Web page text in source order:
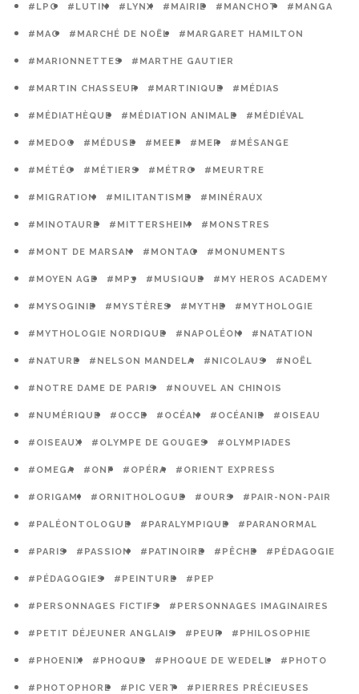
#LPO #LUTIN #LYNX #MAIRIE #MANCHOT #MANGA
#MAO #MARCHÉ DE NOËL #MARGARET HAMILTON
#MARIONNETTES #MARTHE GAUTIER
#MARTIN CHASSEUR #MARTINIQUE #MÉDIAS
#MÉDIATHÈQUE #MÉDIATION ANIMALE #MÉDIÉVAL
#MEDOC #MÉDUSE #MEEF #MER #MÉSANGE
#MÉTÉO #MÉTIERS #MÉTRO #MEURTRE
#MIGRATION #MILITANTISME #MINÉRAUX
#MINOTAURE #MITTERSHEIM #MONSTRES
#MONT DE MARSAN #MONTAG #MONUMENTS
#MOYEN AGE #MP3 #MUSIQUE #MY HEROS ACADEMY
#MYSOGINIE #MYSTÈRES #MYTHE #MYTHOLOGIE
#MYTHOLOGIE NORDIQUE #NAPOLÉON #NATATION
#NATURE #NELSON MANDELA #NICOLAUS #NOËL
#NOTRE DAME DE PARIS #NOUVEL AN CHINOIS
#NUMÉRIQUE #OCCE #OCÉAN #OCÉANIE #OISEAU
#OISEAUX #OLYMPE DE GOUGES #OLYMPIADES
#OMEGA #ONF #OPÉRA #ORIENT EXPRESS
#ORIGAMI #ORNITHOLOGUE #OURS #PAIR-NON-PAIR
#PALÉONTOLOGUE #PARALYMPIQUE #PARANORMAL
#PARIS #PASSION #PATINOIRE #PÊCHE #PÉDAGOGIE
#PÉDAGOGIES #PEINTURE #PEP
#PERSONNAGES FICTIFS #PERSONNAGES IMAGINAIRES
#PETIT DÉJEUNER ANGLAIS #PEUR #PHILOSOPHIE
#PHOENIX #PHOQUE #PHOQUE DE WEDELL #PHOTO
#PHOTOPHORE #PIC VERT #PIERRES PRÉCIEUSES